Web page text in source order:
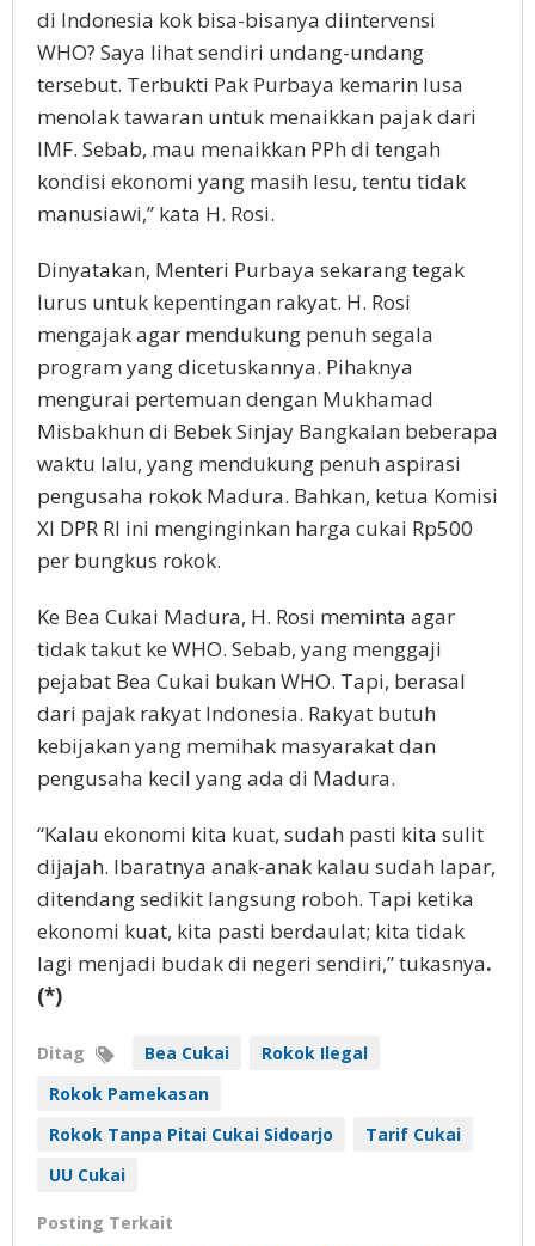
di Indonesia kok bisa-bisanya diintervensi
WHO? Saya lihat sendiri undang-undang
tersebut. Terbukti Pak Purbaya kemarin lusa
menolak tawaran untuk menaikkan pajak dari
IMF. Sebab, mau menaikkan PPh di tengah
kondisi ekonomi yang masih lesu, tentu tidak
manusiawi,” kata H. Rosi.
Dinyatakan, Menteri Purbaya sekarang tegak
lurus untuk kepentingan rakyat. H. Rosi
mengajak agar mendukung penuh segala
program yang dicetuskannya. Pihaknya
mengurai pertemuan dengan Mukhamad
Misbakhun di Bebek Sinjay Bangkalan beberapa
waktu lalu, yang mendukung penuh aspirasi
pengusaha rokok Madura. Bahkan, ketua Komisi
XI DPR RI ini menginginkan harga cukai Rp500
per bungkus rokok.
Ke Bea Cukai Madura, H. Rosi meminta agar
tidak takut ke WHO. Sebab, yang menggaji
pejabat Bea Cukai bukan WHO. Tapi, berasal
dari pajak rakyat Indonesia. Rakyat butuh
kebijakan yang memihak masyarakat dan
pengusaha kecil yang ada di Madura.
“Kalau ekonomi kita kuat, sudah pasti kita sulit
dijajah. Ibaratnya anak-anak kalau sudah lapar,
ditendang sedikit langsung roboh. Tapi ketika
ekonomi kuat, kita pasti berdaulat; kita tidak
lagi menjadi budak di negeri sendiri,” tukasnya.
(*)
Ditag Bea Cukai
Rokok Ilegal
Rokok Pamekasan
Rokok Tanpa Pitai Cukai Sidoarjo
Tarif Cukai
UU Cukai
Posting Terkait